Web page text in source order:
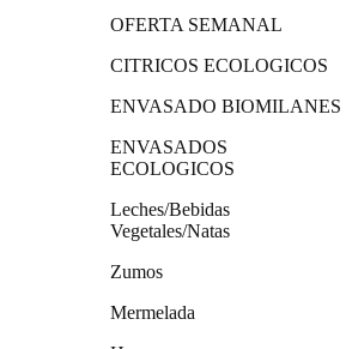
OFERTA SEMANAL
CITRICOS ECOLOGICOS
ENVASADO BIOMILANES
ENVASADOS
ECOLOGICOS
Leches/Bebidas
Vegetales/Natas
Zumos
Mermelada